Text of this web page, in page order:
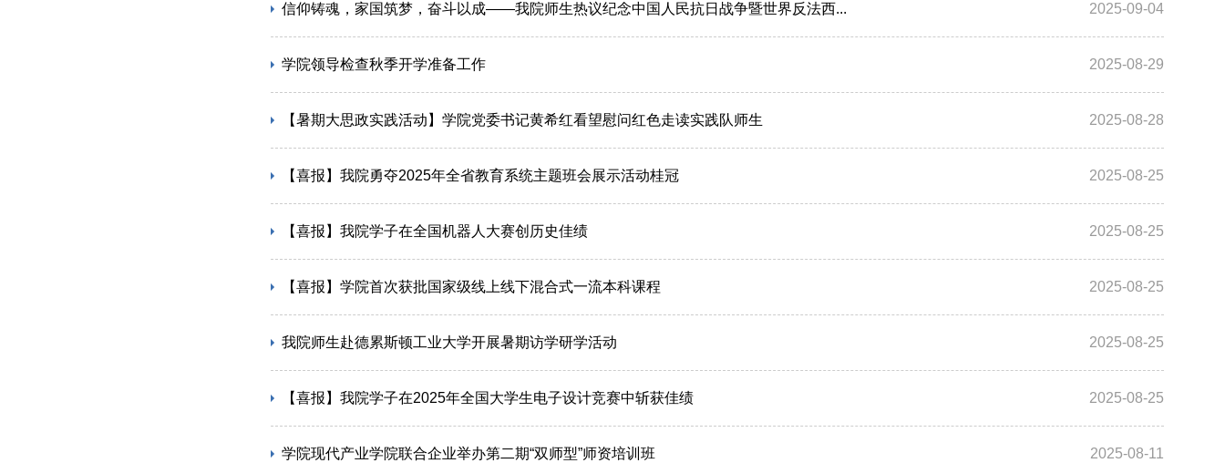
信仰铸魂，家国筑梦，奋斗以成——我院师生热议纪念中国人民抗日战争暨世界反法西... 2025-09-04
学院领导检查秋季开学准备工作 2025-08-29
【暑期大思政实践活动】学院党委书记黄希红看望慰问红色走读实践队师生 2025-08-28
【喜报】我院勇夺2025年全省教育系统主题班会展示活动桂冠 2025-08-25
【喜报】我院学子在全国机器人大赛创历史佳绩 2025-08-25
【喜报】学院首次获批国家级线上线下混合式一流本科课程 2025-08-25
我院师生赴德累斯顿工业大学开展暑期访学研学活动 2025-08-25
【喜报】我院学子在2025年全国大学生电子设计竞赛中斩获佳绩 2025-08-25
学院现代产业学院联合企业举办第二期“双师型”师资培训班 2025-08-11